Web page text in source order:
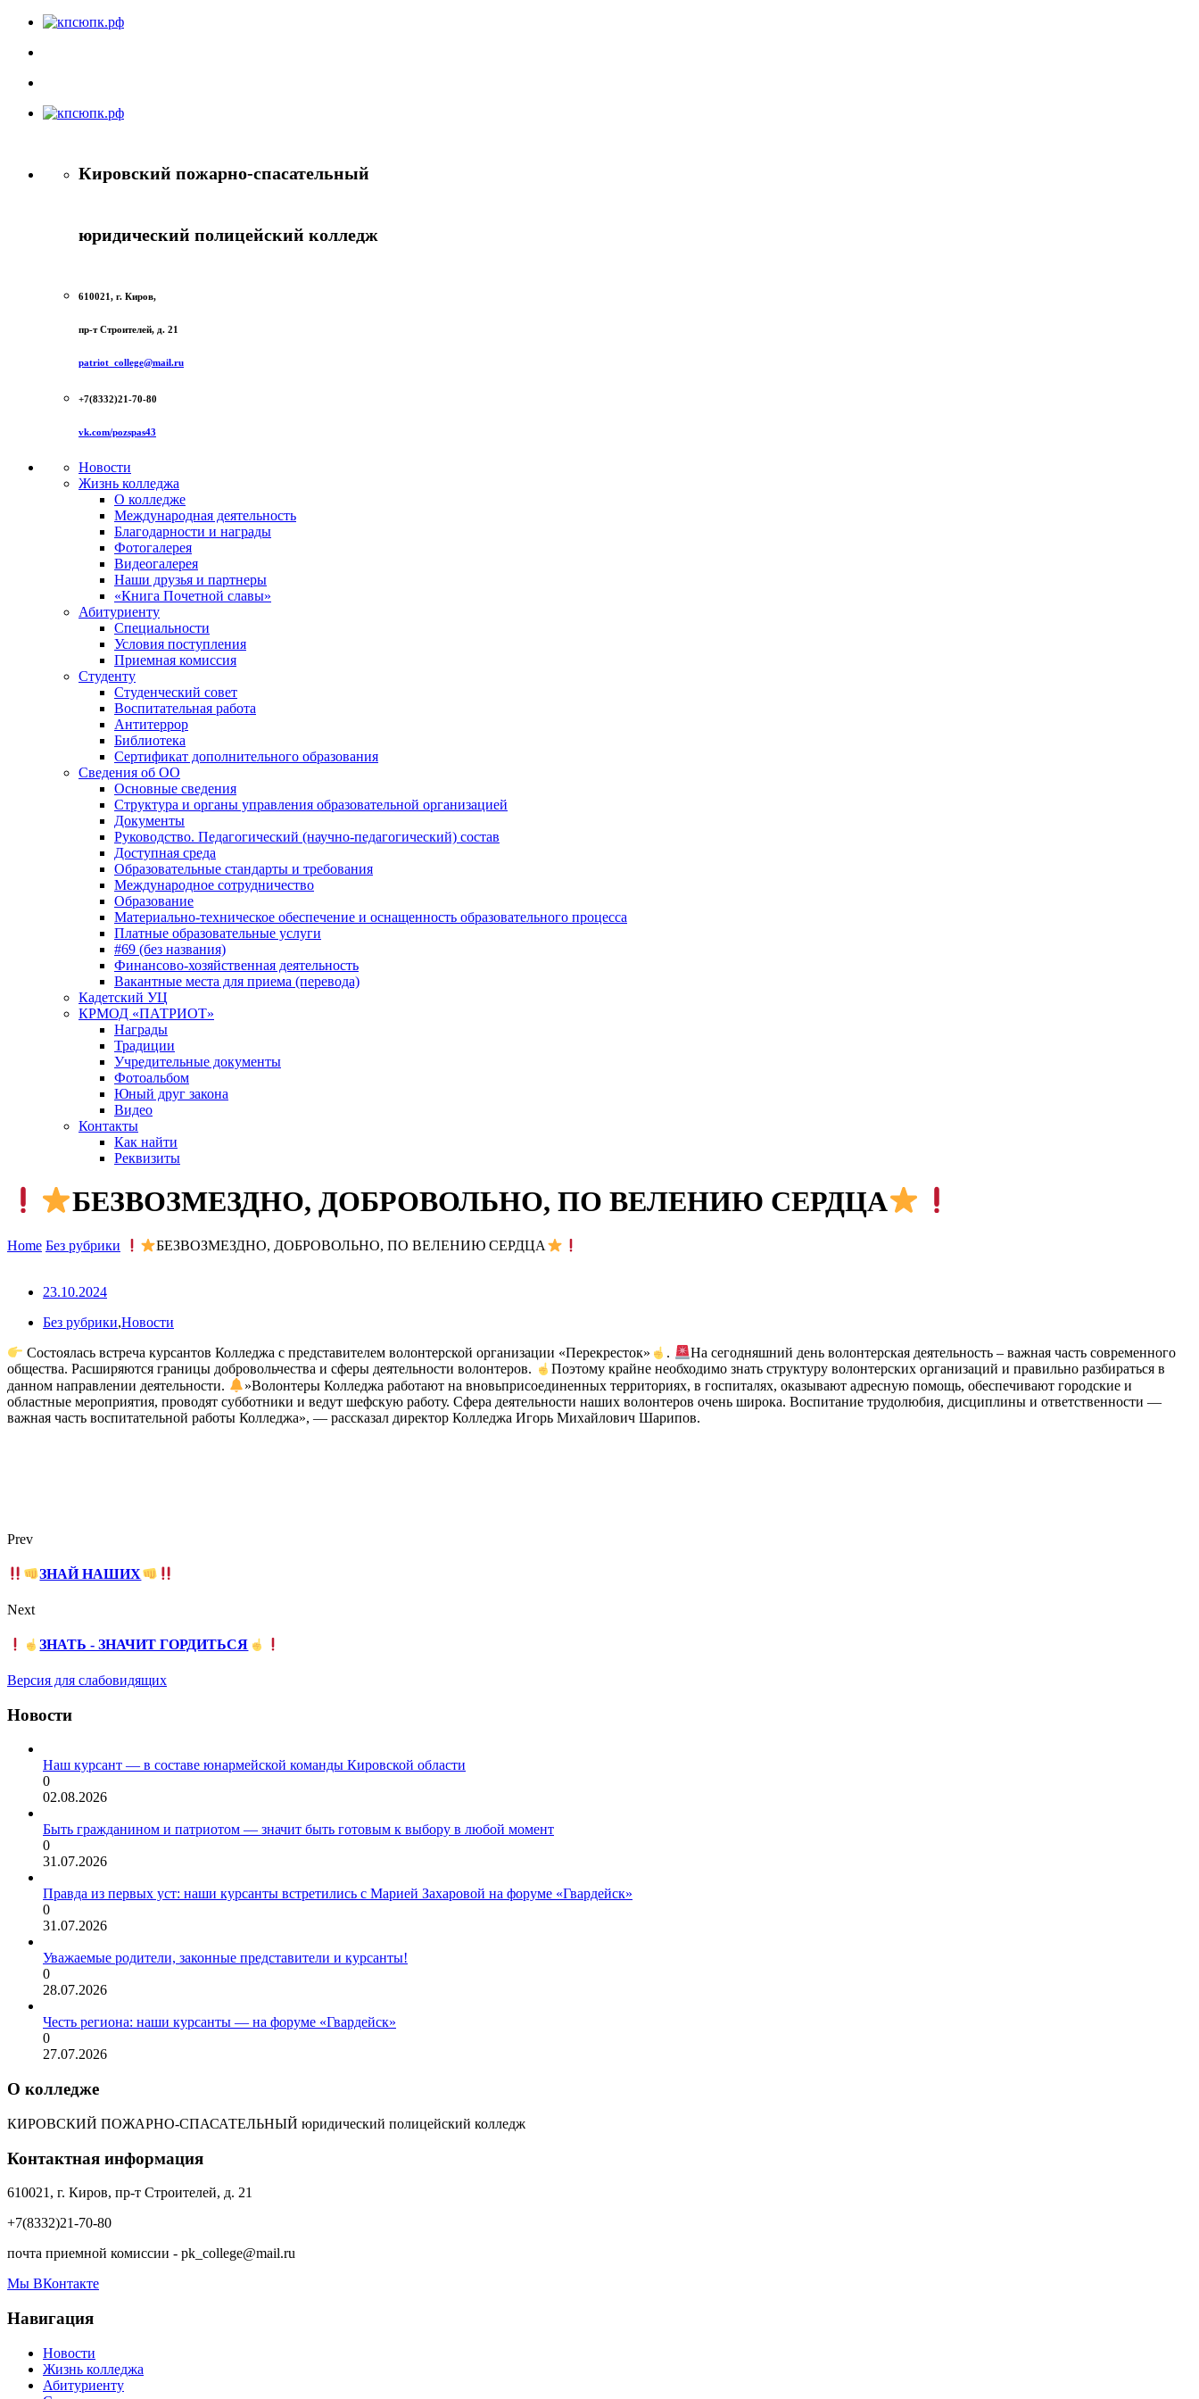
Кировский пожарно-спасательный
юридический полицейский колледж
610021, г. Киров,
пр-т Строителей, д. 21
patriot_college@mail.ru
+7(8332)21-70-80
vk.com/pozspas43
Новости
Жизнь колледжа
О колледже
Международная деятельность
Благодарности и награды
Фотогалерея
Видеогалерея
Наши друзья и партнеры
«Книга Почетной славы»
Абитуриенту
Специальности
Условия поступления
Приемная комиссия
Студенту
Студенческий совет
Воспитательная работа
Антитеррор
Библиотека
Сертификат дополнительного образования
Сведения об ОО
Основные сведения
Структура и органы управления образовательной организацией
Документы
Руководство. Педагогический (научно-педагогический) состав
Доступная среда
Образовательные стандарты и требования
Международное сотрудничество
Образование
Материально-техническое обеспечение и оснащенность образовательного процесса
Платные образовательные услуги
#69 (без названия)
Финансово-хозяйственная деятельность
Вакантные места для приема (перевода)
Кадетский УЦ
КРМОД «ПАТРИОТ»
Награды
Традиции
Учредительные документы
Фотоальбом
Юный друг закона
Видео
Контакты
Как найти
Реквизиты
БЕЗВОЗМЕЗДНО, ДОБРОВОЛЬНО, ПО ВЕЛЕНИЮ СЕРДЦА
Home Без рубрики БЕЗВОЗМЕЗДНО, ДОБРОВОЛЬНО, ПО ВЕЛЕНИЮ СЕРДЦА
23.10.2024
Без рубрики,Новости
Состоялась встреча курсантов Колледжа с представителем волонтерской организации «Перекресток» .
На сегодняшний день волонтерская деятельность – важная часть современного
общества. Расширяются границы добровольчества и сферы деятельности волонтеров.
Поэтому крайне необходимо знать структуру волонтерских организаций и правильно разбираться в
данном направлении деятельности.
»Волонтеры Колледжа работают на вновьприсоединенных территориях, в госпиталях, оказывают адресную помощь, обеспечивают городские и
областные мероприятия, проводят субботники и ведут шефскую работу. Сфера деятельности наших волонтеров очень широка. Воспитание трудолюбия, дисциплины и ответственности —
важная часть воспитательной работы Колледжа», — рассказал директор Колледжа Игорь Михайлович Шарипов.
Prev
ЗНАЙ НАШИХ
Next
ЗНАТЬ - ЗНАЧИТ ГОРДИТЬСЯ
Версия для слабовидящих
Новости
Наш курсант — в составе юнармейской команды Кировской области
0
02.08.2026
Быть гражданином и патриотом — значит быть готовым к выбору в любой момент
0
31.07.2026
Правда из первых уст: наши курсанты встретились с Марией Захаровой на форуме «Гвардейск»
0
31.07.2026
Уважаемые родители, законные представители и курсанты!
0
28.07.2026
Честь региона: наши курсанты — на форуме «Гвардейск»
0
27.07.2026
О колледже
КИРОВСКИЙ ПОЖАРНО-СПАСАТЕЛЬНЫЙ юридический полицейский колледж
Контактная информация
610021, г. Киров, пр-т Строителей, д. 21
+7(8332)21-70-80
почта приемной комиссии - pk_college@mail.ru
Мы ВКонтакте
Навигация
Новости
Жизнь колледжа
Абитуриенту